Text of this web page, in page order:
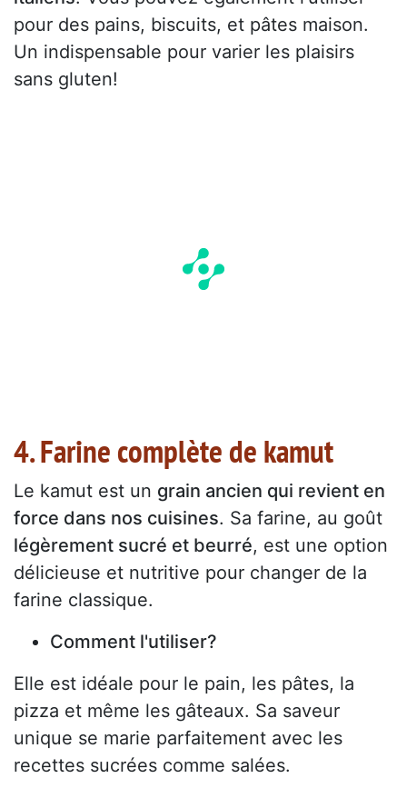
pour des pains, biscuits, et pâtes maison.
Un indispensable pour varier les plaisirs
sans gluten!
4. Farine complète de kamut
Le kamut est un grain ancien qui revient en
force dans nos cuisines. Sa farine, au goût
légèrement sucré et beurré, est une option
délicieuse et nutritive pour changer de la
farine classique.
Comment l'utiliser?
Elle est idéale pour le pain, les pâtes, la
pizza et même les gâteaux. Sa saveur
unique se marie parfaitement avec les
recettes sucrées comme salées.